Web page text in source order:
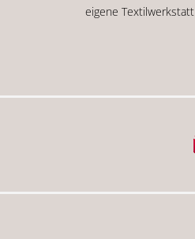
eigene Textilwerkstatt